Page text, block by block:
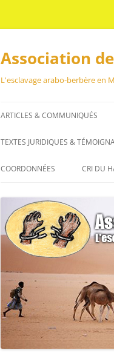
Aller
contenu
Association
L'esclavage arabo-berbère en
ARTICLES & COMMUNIQUÉS
ARTICLES
COMMUNIQUÉS
TEXTES JURIDIQUES &
TEXTES JURIDIQUES
COORDONNÉES CRI DU